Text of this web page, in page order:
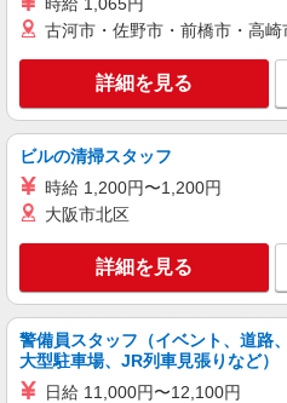
古河市・佐野市・前橋市・高
詳細を見る
ビルの清掃スタッフ
時給 1,200円〜1,200円
大阪市北区
詳細を見る
警備員スタッフ（イベント、道路
大型駐車場、JR列車見張りなど）
日給 11,000円〜12,100円